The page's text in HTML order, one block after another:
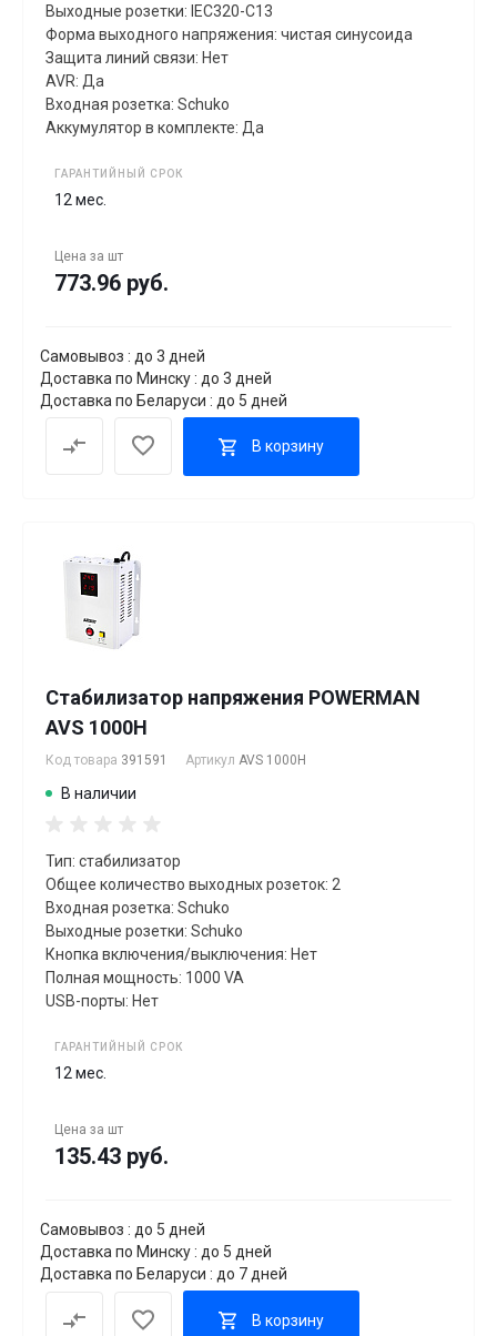
Выходные розетки: IEC320-C13
Форма выходного напряжения: чистая синусоида
Защита линий связи: Нет
AVR: Да
Входная розетка: Schuko
Аккумулятор в комплекте: Да
ГАРАНТИЙНЫЙ СРОК
12 мес.
Цена за шт
773.96 руб.
Самовывоз : до 3 дней
Доставка по Минску : до 3 дней
Доставка по Беларуси : до 5 дней
В корзину
Стабилизатор напряжения POWERMAN
AVS 1000H
Код товара 391591 Артикул AVS 1000H
В наличии
Тип: стабилизатор
Общее количество выходных розеток: 2
Входная розетка: Schuko
Выходные розетки: Schuko
Кнопка включения/выключения: Нет
Полная мощность: 1000 VA
USB-порты: Нет
ГАРАНТИЙНЫЙ СРОК
12 мес.
Цена за шт
135.43 руб.
Самовывоз : до 5 дней
Доставка по Минску : до 5 дней
Доставка по Беларуси : до 7 дней
В корзину